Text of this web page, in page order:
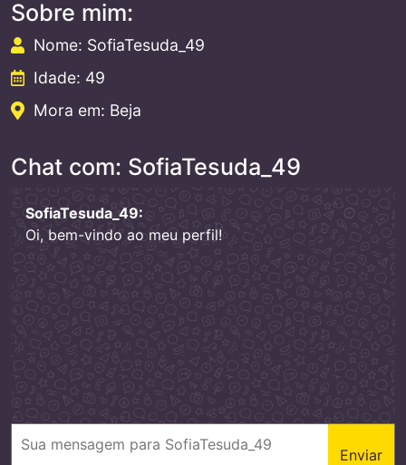
Sobre mim:
Nome: SofiaTesuda_49
Idade: 49
Mora em: Beja
Chat com: SofiaTesuda_49
SofiaTesuda_49:
Oi, bem-vindo ao meu perfil!
Enviar